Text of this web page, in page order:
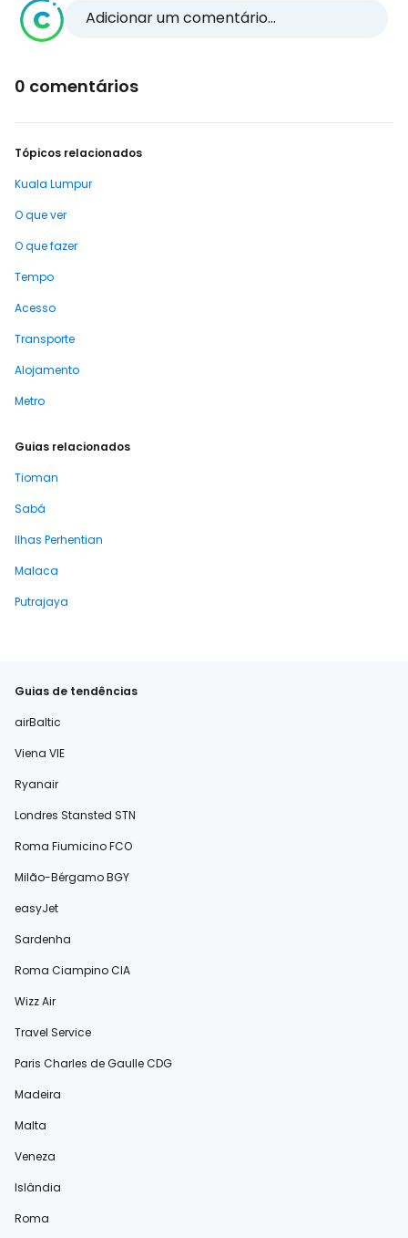
Adicionar um comentário...
0 comentários
Tópicos relacionados
Kuala Lumpur
O que ver
O que fazer
Tempo
Acesso
Transporte
Alojamento
Metro
Guias relacionados
Tioman
Sabá
Ilhas Perhentian
Malaca
Putrajaya
Guias de tendências
airBaltic
Viena VIE
Ryanair
Londres Stansted STN
Roma Fiumicino FCO
Milão-Bérgamo BGY
easyJet
Sardenha
Roma Ciampino CIA
Wizz Air
Travel Service
Paris Charles de Gaulle CDG
Madeira
Malta
Veneza
Islândia
Roma